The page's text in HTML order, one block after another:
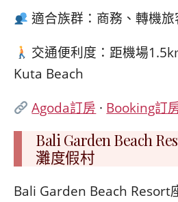
適合族群：商務、轉機旅
交通便利度：距機場
Kuta Beach
Agoda訂房 · Booking訂
Bali Garden Beach
灘度假村
Bali Garden Beach Resort